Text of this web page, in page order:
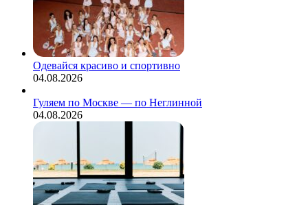
Одевайся красиво и спортивно
04.08.2026
Гуляем по Москве — по Неглинной
04.08.2026